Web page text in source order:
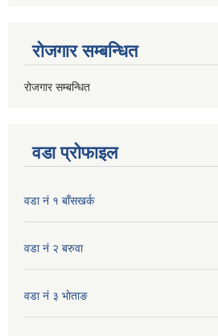
रोजगार सम्बन्धित
रोजगार सम्बन्धित
वडा प्रोफाइल
वडा नं १ बाँसखर्क
वडा नं २ बरुवा
वडा नं ३ भाेताङ